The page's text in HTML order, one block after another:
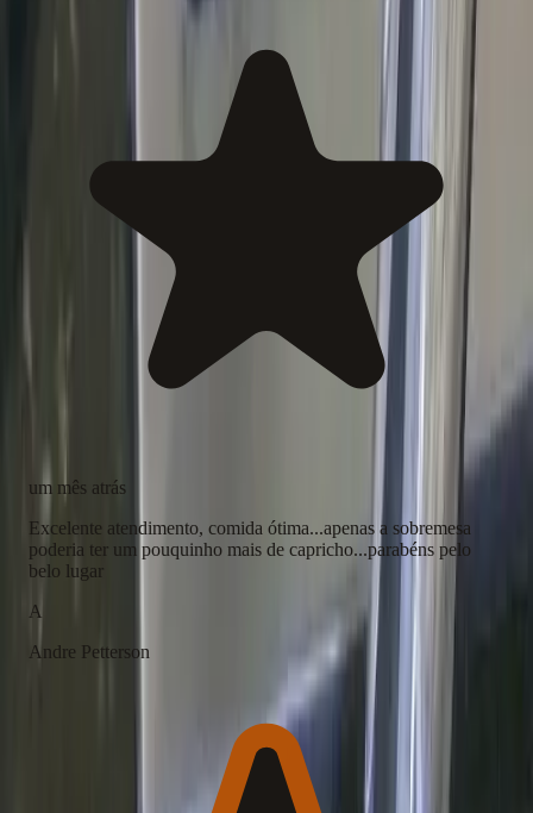
um mês atrás
Excelente atendimento, comida ótima...apenas a sobremesa
poderia ter um pouquinho mais de capricho...parabéns pelo
belo lugar
A
Andre Petterson